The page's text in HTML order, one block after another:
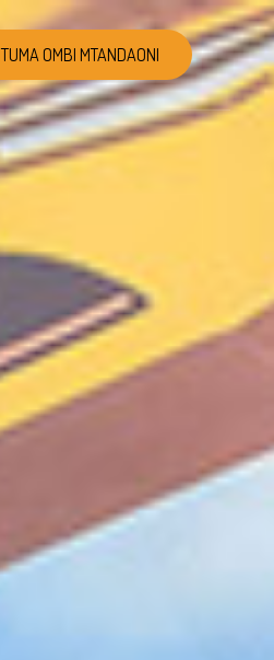
TUMA OMBI MTANDAONI